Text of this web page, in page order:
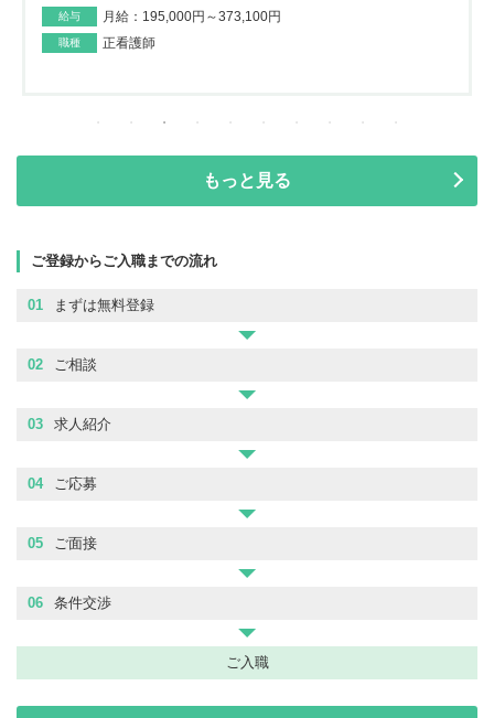
給与 月給：195,000円～373,100円
職種 正看護師
もっと見る
ご登録からご入職までの流れ
01 まずは無料登録
02 ご相談
03 求人紹介
04 ご応募
05 ご面接
06 条件交渉
ご入職